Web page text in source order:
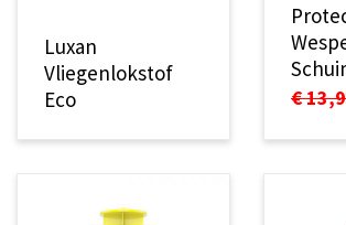
Luxan
Vliegenlokstof
Eco
€